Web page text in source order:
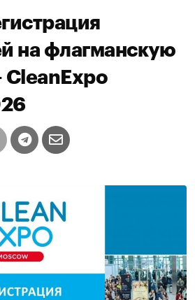
на флагманскую
CleanExpo